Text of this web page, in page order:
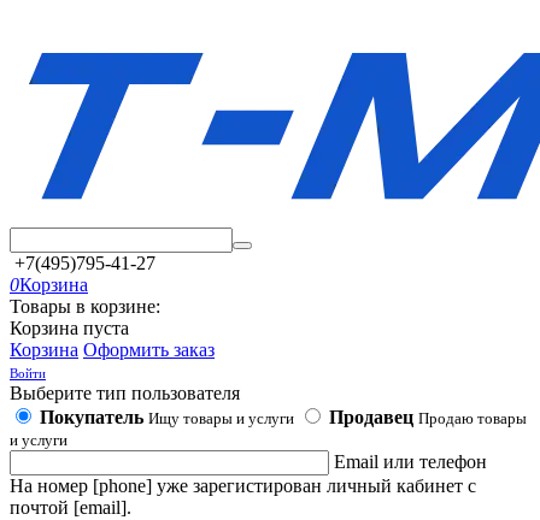
+7(495)795-41-27
0Корзина
Товары в корзине:
Корзина пуста
Корзина Оформить заказ
Войти
Выберите тип пользователя
Покупатель Ищу товары и услуги Продавец Продаю товары
и услуги
Email или телефон
На номер [phone] уже зарегистирован личный кабинет с
почтой [email].